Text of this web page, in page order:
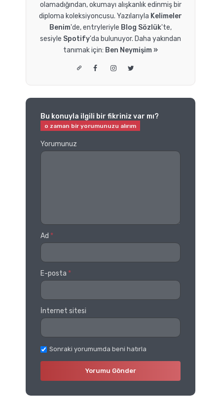
olamadığından, okumayı alışkanlık edinmiş bir
diploma koleksiyoncusu. Yazılarıyla Kelimeler
Benim'de, entryleriyle Blog Sözlük'te,
sesiyle Spotify'da bulunuyor. Daha yakından
tanımak için: Ben Neymişim »
Bu konuyla ilgili bir fikriniz var mı?
Yorumunuz
Ad *
E-posta *
İnternet sitesi
Sonraki yorumumda beni hatırla